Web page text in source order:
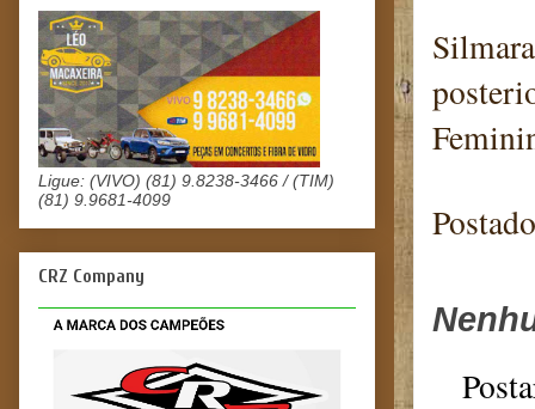
Ligue: (VIVO) (81) 9.8238-3466 / (TIM)
(81) 9.9681-4099
CRZ Company